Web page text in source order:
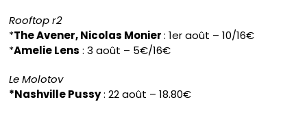
Rooftop r2
*The Avener, Nicolas Monier: 1er août – 10/16€
*Amelie Lens : 3 août – 5€/16€
Le Molotov
*Nashville Pussy: 22 août – 18.80€